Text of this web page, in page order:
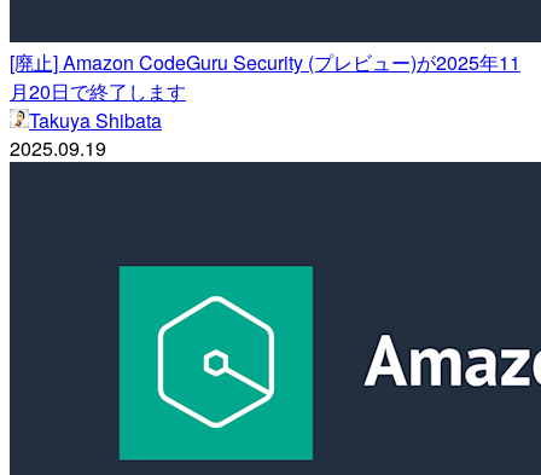
[廃止] Amazon CodeGuru Security (プレビュー)が2025年11
月20日で終了します
Takuya Shibata
2025.09.19